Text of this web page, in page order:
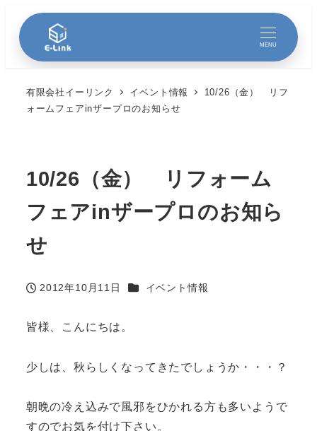
MENU
有限会社イーリンク イベント情報
10/26（金） リフ
ォームフェアinザープロのお知らせ
10/26（金） リフォーム
フェアinザープロのお知ら
せ
投稿日
2012年10月11日 カテゴリー
イベント情報
皆様、こんにちは。
少しは、秋らしくなってきたでしょうか・・・？
朝晩の冷え込みで風邪をひかれる方も多いようで
すのでお気を付け下さい。